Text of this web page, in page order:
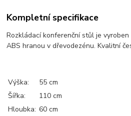
Kompletní specifikace
Rozkládací konferenční stůl je
ABS hranou v dřevodezénu. Kvalitní
Výška:
55 cm
Šířka:
110 cm
Hloubka: 60 cm